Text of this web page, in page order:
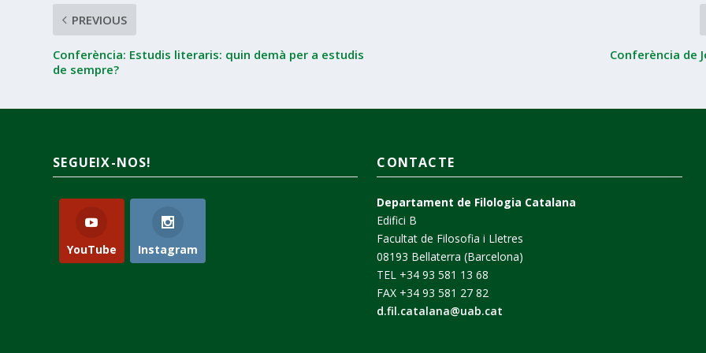
PREVIOUS
Conferència: Estudis literaris: quin demà per a estudis
de sempre?
Conferència de
SEGUEIX-NOS!
YouTube Instagram
CONTACTE
Departament de Filologia Catalana
Edifici B
Facultat de Filosofia i Lletres
08193 Bellaterra (Barcelona)
TEL +34 93 581 13 68
FAX +34 93 581 27 82
d.fil.catalana@uab.cat